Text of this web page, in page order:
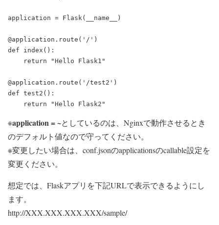
application = Flask(__name__)
@application.route('/')
def index():
    return "Hello Flask1"
@application.route('/test2')
def test2():
※application = ~としているのは、Nginxで動作させるとき
のデフォルト値なので守ってください。
※変更したい場合は、conf.jsonのapplicationsのcallable設定を
変更ください。
想定では、Flaskアプリを下記URLで表示できるようにし
ます。
http://XXX.XXX.XXX.XXX/sample/